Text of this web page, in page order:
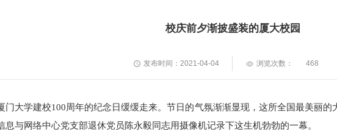
校庆前夕渐披盛装的厦大校园
发布时间：2021-04-04 浏览次数： 468
门大学建校100周年的纪念日缓缓走来。节日的气氛渐渐显现，这所全国最美丽
息与网络中心党支部退休党员陈永毅同志用摄像机记录下这生机勃勃的一幕。